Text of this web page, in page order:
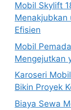
Mobil Skylift
Menakjubkan
Efisien
Mobil
Mengejutkan
Karoseri
Bikin Proyek
Biaya Sewa